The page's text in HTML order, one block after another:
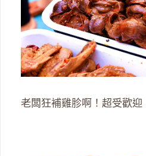
老闆狂補雞胗啊！超受歡迎